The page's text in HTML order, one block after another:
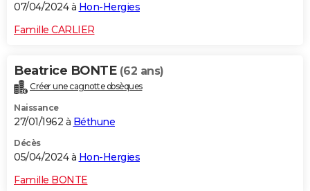
07/04/2024 à Hon-Hergies
Famille CARLIER
Beatrice BONTE (62 ans)
Créer une cagnotte obsèques
Naissance
27/01/1962 à Béthune
Décès
05/04/2024 à Hon-Hergies
Famille BONTE